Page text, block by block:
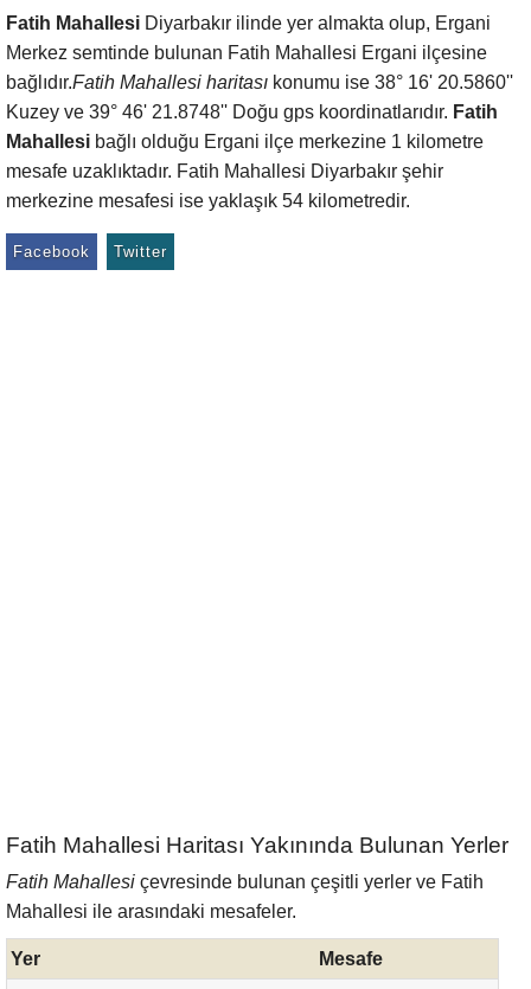
Fatih Mahallesi Diyarbakır ilinde yer almakta olup, Ergani
Merkez semtinde bulunan Fatih Mahallesi Ergani ilçesine
bağlıdır.Fatih Mahallesi haritası konumu ise 38° 16' 20.5860''
Kuzey ve 39° 46' 21.8748'' Doğu gps koordinatlarıdır. Fatih
Mahallesi bağlı olduğu Ergani ilçe merkezine 1 kilometre
mesafe uzaklıktadır. Fatih Mahallesi Diyarbakır şehir
merkezine mesafesi ise yaklaşık 54 kilometredir.
Facebook Twitter
Fatih Mahallesi Haritası Yakınında Bulunan Yerler
Fatih Mahallesi çevresinde bulunan çeşitli yerler ve Fatih
Mahallesi ile arasındaki mesafeler.
Yer
Mesafe